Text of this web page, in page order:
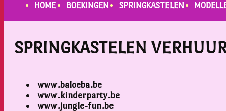
HOME BOEKINGEN SPRINGKASTELEN
SPRINGKASTELEN
www.baloeba.be
www.kinderparty.be
www.jungle-fun.be